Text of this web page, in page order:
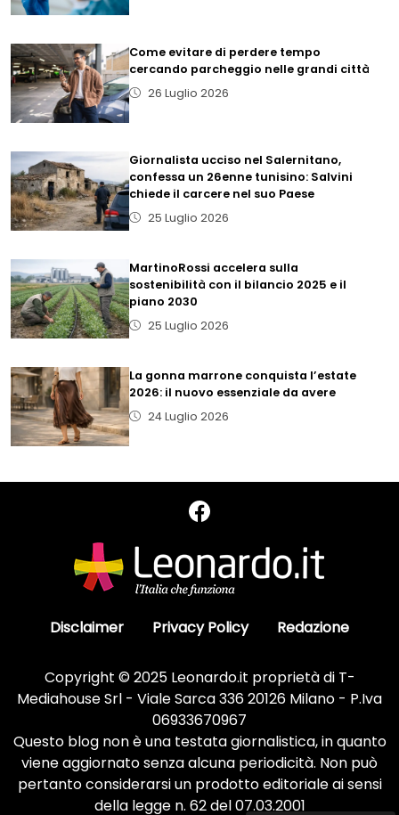
Come evitare di perdere tempo
cercando parcheggio nelle grandi città
26 Luglio 2026
Giornalista ucciso nel Salernitano,
confessa un 26enne tunisino: Salvini
chiede il carcere nel suo Paese
25 Luglio 2026
MartinoRossi accelera sulla
sostenibilità con il bilancio 2025 e il
piano 2030
25 Luglio 2026
La gonna marrone conquista l’estate
2026: il nuovo essenziale da avere
24 Luglio 2026
Disclaimer Privacy Policy Redazione
Copyright © 2025 Leonardo.it proprietà di T-
Mediahouse Srl - Viale Sarca 336 20126 Milano - P.Iva
06933670967
Questo blog non è una testata giornalistica, in quanto
viene aggiornato senza alcuna periodicità. Non può
pertanto considerarsi un prodotto editoriale ai sensi
della legge n. 62 del 07.03.2001